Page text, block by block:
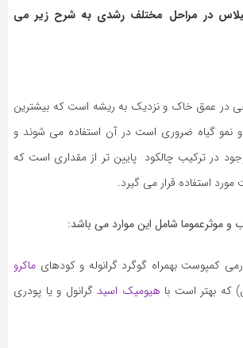
گیلاس در مراحل مختلف رشدی به شرح زیر می
در عمق خاک و نزدیک به ریشه است که بیشترین
نمو گیاه ضروری است در آن استفاده می شوند و
در ترکیب چالکود پایین تر از مقداری است که
استفاده قرار می گیرد.
و موثرعموما شامل این موارد می باشد:
کمپوست بهمراه گوگرد گرانوله و کودهای ماکرو
که بهتر است با هیومیک اسید گرانول و یا پودری